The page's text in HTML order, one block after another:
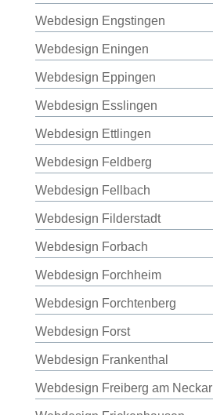
Webdesign Engstingen
Webdesign Eningen
Webdesign Eppingen
Webdesign Esslingen
Webdesign Ettlingen
Webdesign Feldberg
Webdesign Fellbach
Webdesign Filderstadt
Webdesign Forbach
Webdesign Forchheim
Webdesign Forchtenberg
Webdesign Forst
Webdesign Frankenthal
Webdesign Freiberg am Neckar